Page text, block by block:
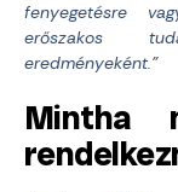
fenyegetésre
erőszakos
eredményeként.”
Mintha